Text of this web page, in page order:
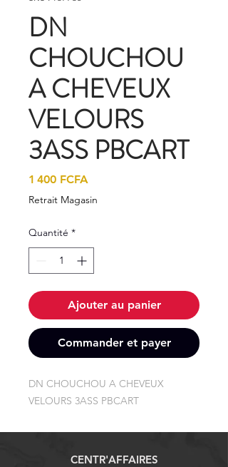
DN
CHOUCHOU
A CHEVEUX
VELOURS
3ASS PBCART
1 400 FCFA
Retrait Magasin
Quantité *
Ajouter au panier
Commander et payer
DN CHOUCHOU A CHEVEUX
VELOURS 3ASS PBCART
CENTR'AFFAIRES